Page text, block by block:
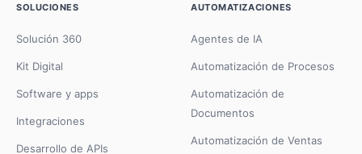
SOLUCIONES
Solución 360
Kit Digital
Software y apps
Integraciones
Desarrollo de APIs
AUTOMATIZACIONES
Agentes de IA
Automatización de Procesos
Automatización de
Documentos
Automatización de Ventas